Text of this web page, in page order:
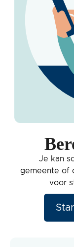
Je kan
gemeente of
voor